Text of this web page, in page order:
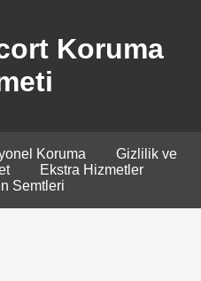
Koruma
Koruma
Gizlilik ve
Ekstra Hizmetler
Semtleri